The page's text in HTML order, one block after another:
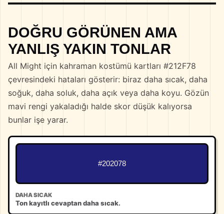
DOĞRU GÖRÜNEN AMA
YANLIŞ YAKIN TONLAR
All Might için kahraman kostümü kartları #212F78
çevresindeki hataları gösterir: biraz daha sıcak, daha
soğuk, daha soluk, daha açık veya daha koyu. Gözün
mavi rengi yakaladığı halde skor düşük kalıyorsa
bunlar işe yarar.
#202078
DAHA SICAK
Ton kayıtlı cevaptan daha sıcak.